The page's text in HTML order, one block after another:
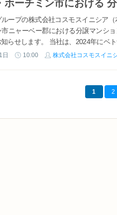
ープの株式会社コスモスイニシア
ニャーベー郡における分譲マンシ
らせします。 当社は、2024年にベ
10:00 株式会社コスモスイニ
1 2